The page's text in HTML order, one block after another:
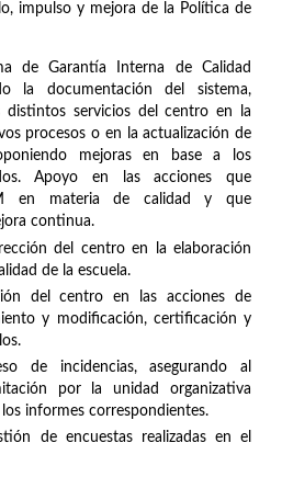
impulso y mejora de la Política de
de Garantía Interna de Calidad
la documentación del sistema,
distintos servicios del centro en la
procesos o en la actualización de
mejoras en base a los
Apoyo en las acciones que
en materia de calidad y que
continua.
del centro en la elaboración
de la escuela.
del centro en las acciones de
y modificación, certificación y
de incidencias, asegurando al
por la unidad organizativa
informes correspondientes.
de encuestas realizadas en el